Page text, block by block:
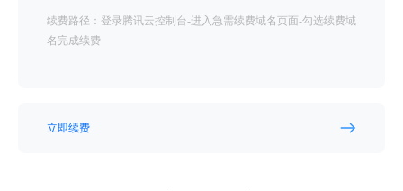
续费路径：登录腾讯云控制台-进入急需续费域名页面-勾选续费域
名完成续费
立即续费